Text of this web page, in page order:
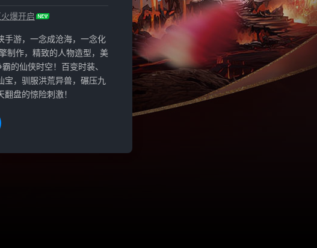
火爆开启
手游，一念成沧海，一念化
制作，精致的人物造型，美
的仙侠时空！百变时装、
，驯服洪荒异兽，碾压九
盘的惊险刺激！